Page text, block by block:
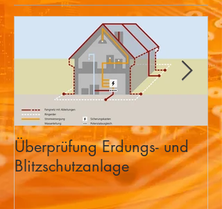
Überprüfung Erdungs- und
Blitzschutzanlage